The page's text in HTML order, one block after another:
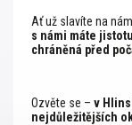
Ať už slavíte na
s námi máte
chráněná před
Ozvěte se – v
nejdůležitějších